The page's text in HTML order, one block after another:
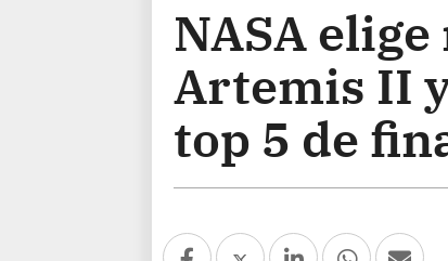
NASA
Artemis II
top 5 de